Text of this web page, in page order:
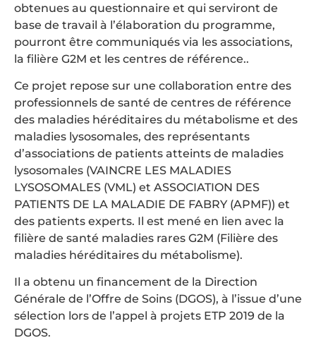
obtenues au questionnaire et qui serviront de
base de travail à l’élaboration du programme,
pourront être communiqués via les associations,
la filière G2M et les centres de référence..
Ce projet repose sur une collaboration entre des
professionnels de santé de centres de référence
des maladies héréditaires du métabolisme et des
maladies lysosomales, des représentants
d’associations de patients atteints de maladies
lysosomales (VAINCRE LES MALADIES
LYSOSOMALES (VML) et ASSOCIATION DES
PATIENTS DE LA MALADIE DE FABRY (APMF)) et
des patients experts. Il est mené en lien avec la
filière de santé maladies rares G2M (Filière des
maladies héréditaires du métabolisme).
Il a obtenu un financement de la Direction
Générale de l’Offre de Soins (DGOS), à l’issue d’une
sélection lors de l’appel à projets ETP 2019 de la
DGOS.